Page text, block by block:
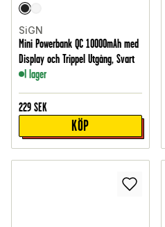
SiGN
Mini Powerbank QC 10000mAh med
Display och Trippel Utgång, Svart
I lager
229 SEK
KÖP